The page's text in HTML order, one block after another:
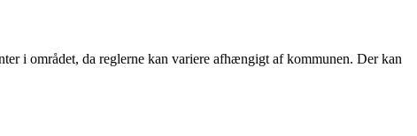
i området, da reglerne kan variere afhængigt af kommunen. Der kan